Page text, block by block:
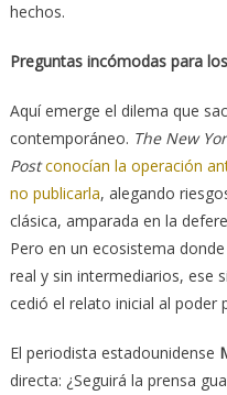
hechos.
Preguntas incómodas para
Aquí emerge el dilema que
contemporáneo. The New
Post conocían la operación
no publicarla, alegando
clásica, amparada en la
Pero en un ecosistema
real y sin intermediarios, ese
cedió el relato inicial al poder
El periodista estadounidense
directa: ¿Seguirá la prensa